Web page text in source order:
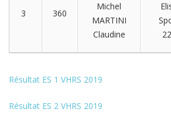
3 360
Michel
MARTINI
Claudine
Résultat ES 1 VHRS 2019
Résultat ES 2 VHRS 2019